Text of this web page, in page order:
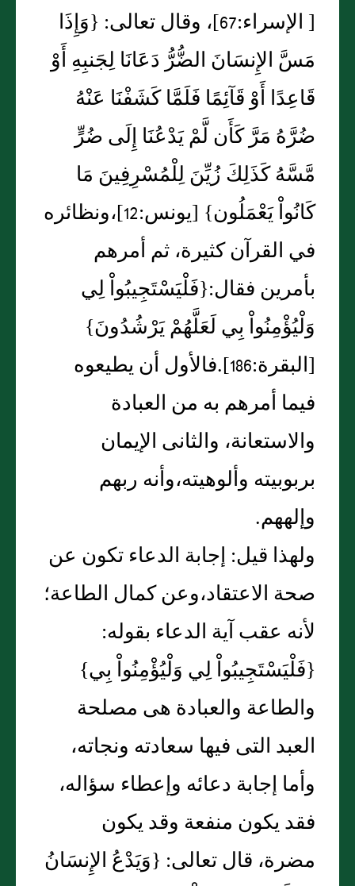
‏[‏ الإسراء‏:‏67‏]‏، وقال تعالى‏:‏ ‏{‏وَإِذَا
مَسَّ الإِنسَانَ الضُّرُّ دَعَانَا لِجَنبِهِ أَوْ
قَاعِدًا أَوْ قَآئِمًا فَلَمَّا كَشَفْنَا عَنْهُ
ضُرَّهُ مَرَّ كَأَن لَّمْ يَدْعُنَا إِلَى ضُرٍّ
مَّسَّهُ كَذَلِكَ زُيِّنَ لِلْمُسْرِفِينَ مَا
كَانُواْ يَعْمَلُون‏}‏ ‏[‏يونس‏:‏12‏]‏،ونظائره
في القرآن كثيرة، ثم أمرهم
بأمرين فقال‏:‏‏{‏فَلْيَسْتَجِيبُواْ لِي
وَلْيُؤْمِنُواْ بِي لَعَلَّهُمْ يَرْشُدُونَ‏}‏‏
[‏البقرة‏:‏186‏]‏‏.‏فالأول أن يطيعوه
فيما أمرهم به من العبادة
والاستعانة، والثانى الإيمان
بربوبيته وألوهيته،وأنه ربهم
وإلههم‏.‏
ولهذا قيل‏:‏ إجابة الدعاء تكون عن
صحة الاعتقاد،وعن كمال الطاعة؛
لأنه عقب آية الدعاء بقوله‏:‏
‏{‏فَلْيَسْتَجِيبُواْ لِي وَلْيُؤْمِنُواْ بِي‏}‏
والطاعة والعبادة هى مصلحة
العبد التى فيها سعادته ونجاته،
وأما إجابة دعائه وإعطاء سؤاله،
فقد يكون منفعة وقد يكون
مضرة، قال تعالى‏:‏ ‏{‏وَيَدْعُ الإِنسَانُ